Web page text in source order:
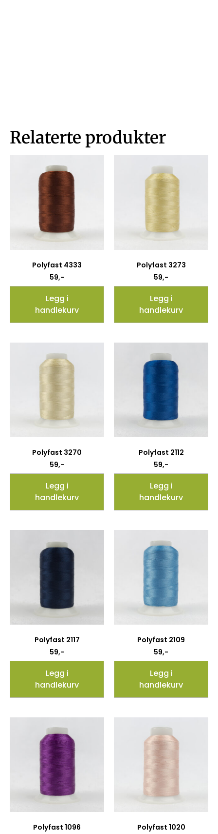
Relaterte produkter
Polyfast 4333
59,-
Legg i
handlekurv
Polyfast 3273
59,-
Legg i
handlekurv
Polyfast 3270
59,-
Legg i
handlekurv
Polyfast 2112
59,-
Legg i
handlekurv
Polyfast 2117
59,-
Legg i
handlekurv
Polyfast 2109
59,-
Legg i
handlekurv
Polyfast 1096
Polyfast 1020